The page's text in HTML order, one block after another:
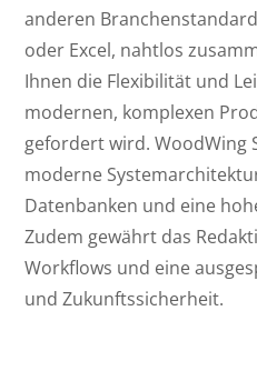
anderen
oder Excel, nahtlos
Ihnen die Flexibilität und
modernen, komplexen
gefordert wird. WoodWing
moderne
Datenbanken und eine
Zudem gewährt das
Workflows und eine
und Zukunftssicherheit.